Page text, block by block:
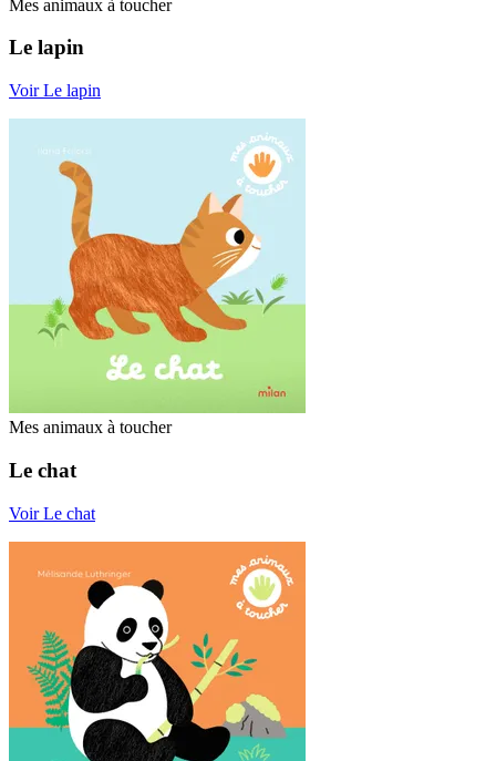
Mes animaux à toucher
Le lapin
Voir Le lapin
Mes animaux à toucher
Le chat
Voir Le chat